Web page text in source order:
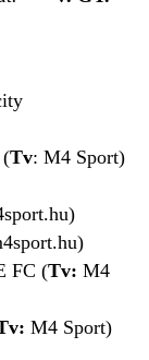
(Tv: M4 Sport)
FC (Tv: M4
M4 Sport)